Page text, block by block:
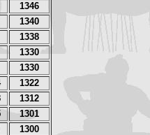
1346
1340
1338
1330
1330
1322
1312
1301
1300